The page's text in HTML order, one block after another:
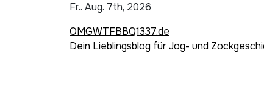
Fr.. Aug. 7th, 2026
OMGWTFBBQ1337.de
Dein Lieblingsblog für Jog- und